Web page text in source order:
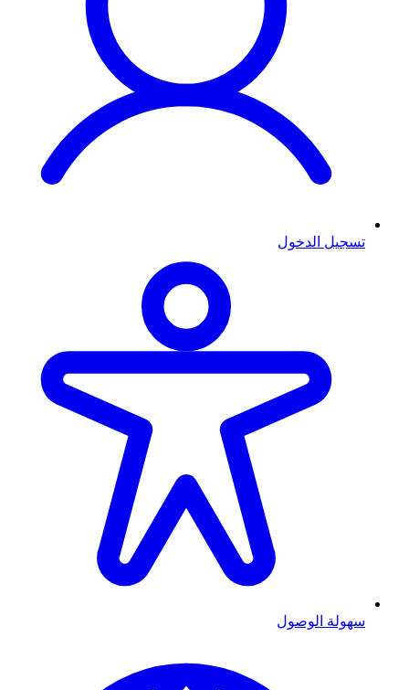
تسجيل الدخول
سهولة الوصول